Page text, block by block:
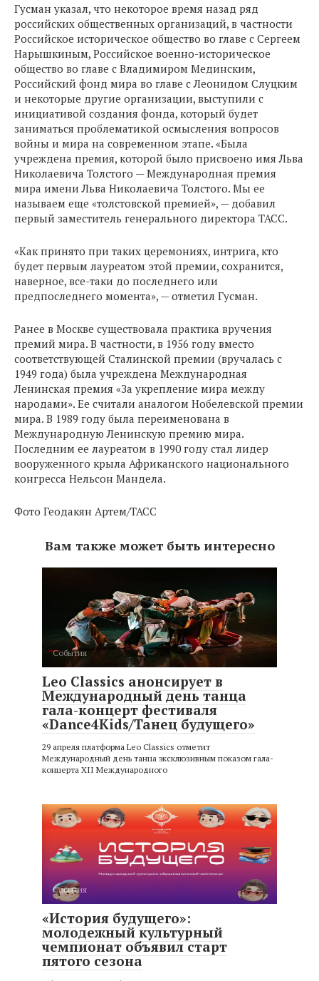
Гусман указал, что некоторое время назад ряд
российских общественных организаций, в частности
Российское историческое общество во главе с Сергеем
Нарышкиным, Российское военно-историческое
общество во главе с Владимиром Мединским,
Российский фонд мира во главе с Леонидом Слуцким
и некоторые другие организации, выступили с
инициативой создания фонда, который будет
заниматься проблематикой осмысления вопросов
войны и мира на современном этапе. «Была
учреждена премия, которой было присвоено имя Льва
Николаевича Толстого — Международная премия
мира имени Льва Николаевича Толстого. Мы ее
называем еще «толстовской премией», — добавил
первый заместитель генерального директора ТАСС.
«Как принято при таких церемониях, интрига, кто
будет первым лауреатом этой премии, сохранится,
наверное, все-таки до последнего или
предпоследнего момента», — отметил Гусман.
Ранее в Москве существовала практика вручения
премий мира. В частности, в 1956 году вместо
соответствующей Сталинской премии (вручалась с
1949 года) была учреждена Международная
Ленинская премия «За укрепление мира между
народами». Ее считали аналогом Нобелевской премии
мира. В 1989 году была переименована в
Международную Ленинскую премию мира.
Последним ее лауреатом в 1990 году стал лидер
вооруженного крыла Африканского национального
конгресса Нельсон Мандела.
Фото Геодакян Артем/ТАСС
Вам также может быть интересно
События
Leo Classics анонсирует в
Международный день танца
гала-концерт фестиваля
«Dance4Kids/Танец будущего»
29 апреля платформа Leo Classics отметит
Международный день танца эксклюзивным показом гала-
концерта ХII Международного
События
«История будущего»:
молодежный культурный
чемпионат объявил старт
пятого сезона